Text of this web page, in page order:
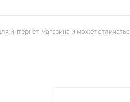
интернет-магазина и может